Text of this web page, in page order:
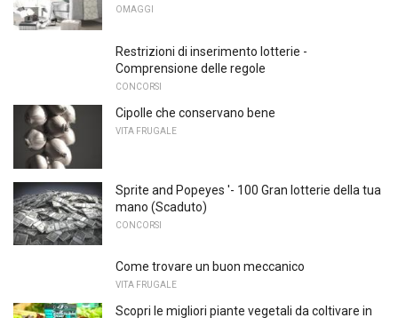
OMAGGI
Restrizioni di inserimento lotterie -
Comprensione delle regole
CONCORSI
Cipolle che conservano bene
VITA FRUGALE
Sprite and Popeyes '- 100 Gran lotterie della tua
mano (Scaduto)
CONCORSI
Come trovare un buon meccanico
VITA FRUGALE
Scopri le migliori piante vegetali da coltivare in